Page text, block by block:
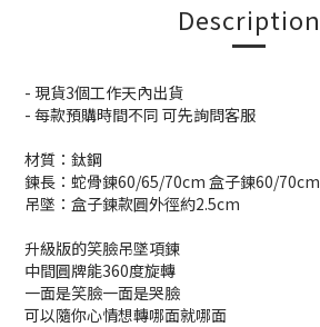
Description
- 現貨3個工作天內出貨
- 每款預購時間不同 可先詢問客服
材質：鈦鋼
鍊長：蛇骨鍊60/65/70cm 盒子鍊60/70cm
吊墜：盒子鍊款圓外徑約2.5cm
升級版的笑臉吊墜項鍊
中間圓牌能360度旋轉
一面是笑臉一面是哭臉
可以隨你心情想轉哪面就哪面